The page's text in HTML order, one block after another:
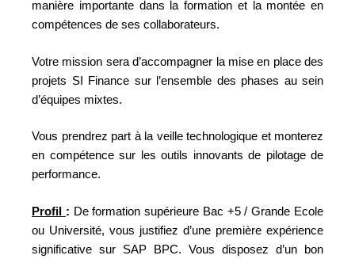
manière importante dans la formation et la montée en
compétences de ses collaborateurs.
Votre mission sera d’accompagner la mise en place des
projets SI Finance sur l’ensemble des phases au sein
d’équipes mixtes.
Vous prendrez part à la veille technologique et monterez
en compétence sur les outils innovants de pilotage de
performance.
Profil : De formation supérieure Bac +5 / Grande Ecole
ou Université, vous justifiez d’une première expérience
significative sur SAP BPC. Vous disposez d’un bon